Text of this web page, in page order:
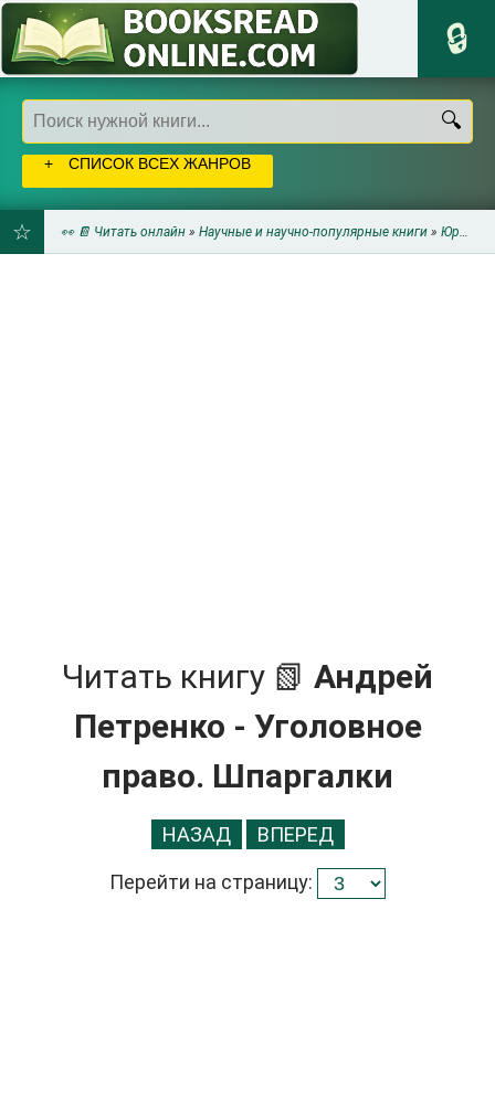
СПИСОК ВСЕХ ЖАНРОВ
👀 📔 Читать онлайн » Научные и научно-популярные книги » Юриспруденция
Читать книгу 📗 Андрей
Петренко - Уголовное
право. Шпаргалки
НАЗАД ВПЕРЕД
Перейти на страницу: